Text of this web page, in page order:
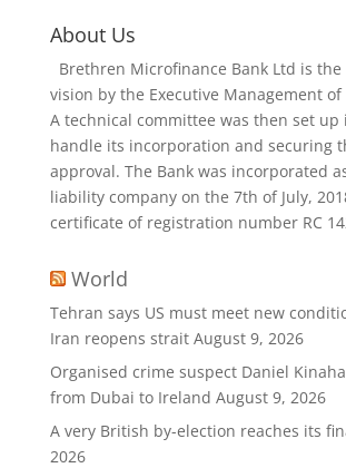
About Us
Brethren Microfinance Bank Ltd is
vision by the Executive Management of
A technical committee was then set up
handle its incorporation and securing
approval. The Bank was incorporated
liability company on the 7th of July,
certificate of registration number RC
World
Tehran says US must meet new
Iran reopens strait August 9, 2026
Organised crime suspect Daniel
from Dubai to Ireland August 9, 2026
A very British by-election reaches its
2026